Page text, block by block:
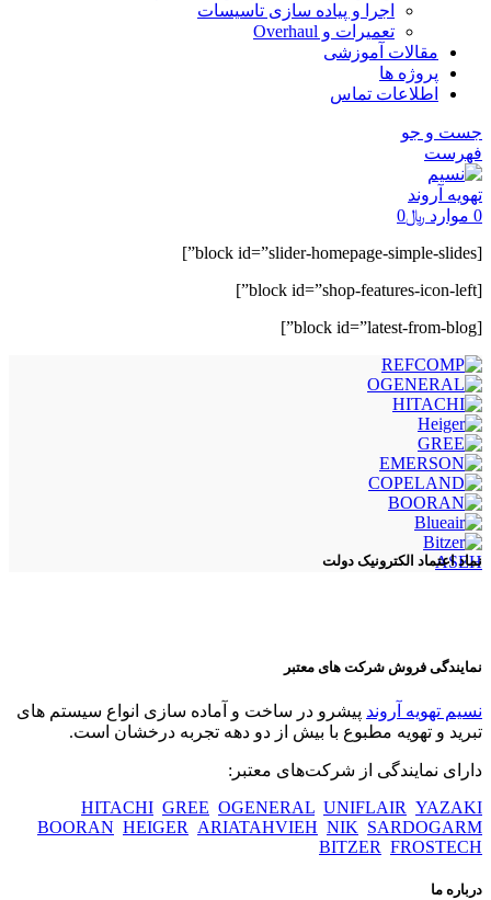
اجرا و پیاده سازی تاسیسات
تعمیرات و Overhaul
مقالات آموزشی
پروژه ها
اطلاعات تماس
جست و جو
فهرست
0 موارد ﷼0
[block id=”slider-homepage-simple-slides”]
[block id=”shop-features-icon-left”]
[block id=”latest-from-blog”]
ASEH
نماد اعتماد الکترونیک دولت
نمایندگی فروش شرکت های معتبر
نسیم تهویه آروند پیشرو در ساخت و آماده سازی انواع سیستم های
تبرید و تهویه مطبوع با بیش از دو دهه تجربه درخشان است.
دارای نمایندگی از شرکت‌های معتبر:
HITACHI GREE OGENERAL UNIFLAIR YAZAKI
BOORAN HEIGER ARIATAHVIEH NIK SARDOGARM
BITZER FROSTECH
درباره ما